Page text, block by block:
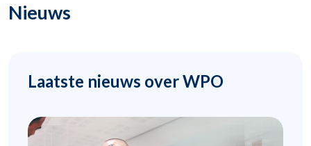
Nieuws
Laatste nieuws over WPO